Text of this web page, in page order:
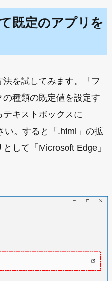
既定のアプリを
を試してみます。「フ
の種類の既定値を設定す
キストボックスに
い。すると「.html」の拡
して「Microsoft Edge」